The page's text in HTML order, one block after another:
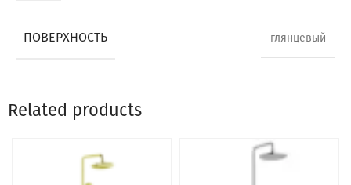
ПОВЕРХНОСТЬ глянцевый
Related products